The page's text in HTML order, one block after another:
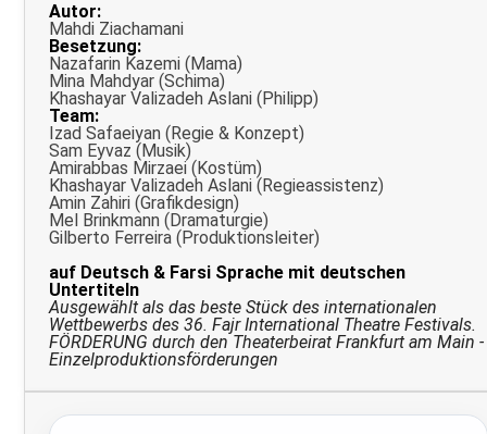
Autor:
Mahdi Ziachamani
Besetzung:
Nazafarin Kazemi (Mama)
Mina Mahdyar (Schima)
Khashayar Valizadeh Aslani (Philipp)
Team:
Izad Safaeiyan (Regie & Konzept)
Sam Eyvaz (Musik)
Amirabbas Mirzaei (Kostüm)
Khashayar Valizadeh Aslani (Regieassistenz)
Amin Zahiri (Grafikdesign)
Mel Brinkmann (Dramaturgie)
Gilberto Ferreira (Produktionsleiter)
auf Deutsch & Farsi Sprache mit deutschen
Untertiteln
Ausgewählt als das beste Stück des internationalen
Wettbewerbs des 36. Fajr International Theatre Festivals.
FÖRDERUNG durch den Theaterbeirat Frankfurt am Main -
Einzelproduktionsförderungen